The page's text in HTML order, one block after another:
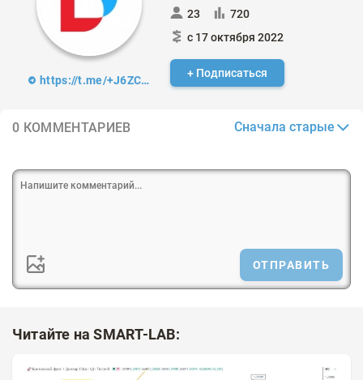
https://t.me/+J6ZCa9Ua50JlMWYy
23
720
с 17 октября 2022
+ Подписаться
0 КОММЕНТАРИЕВ Сначала старые
ОТПРАВИТЬ
Читайте на SMART-LAB: